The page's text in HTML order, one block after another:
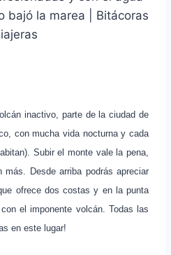
bajó la marea | Bitácoras
inactivo, parte de la ciudad de
con mucha vida nocturna y cada
Subir el monte vale la pena,
más. Desde arriba podrás apreciar
ofrece dos costas y en la punta
el imponente volcán. Todas las
en este lugar!